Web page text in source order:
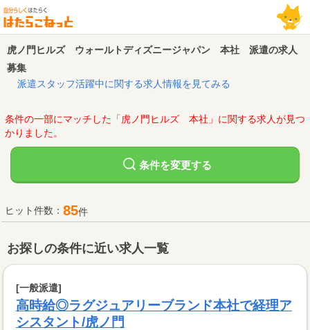
虎ノ門ヒルズ ウォールトディズニージャパン 本社 派遣の求人
募集
派遣スタッフ活躍中に関する求人情報を見てみる
条件の一部にマッチした「虎ノ門ヒルズ 本社」に関する求人が見つ
かりました。
条件を変更する
ヒット件数： 85件
お探しの条件に近い求人一覧
[一般派遣]
高時給◎ラグジュアリーブランド本社で経理ア
シスタント/虎ノ門